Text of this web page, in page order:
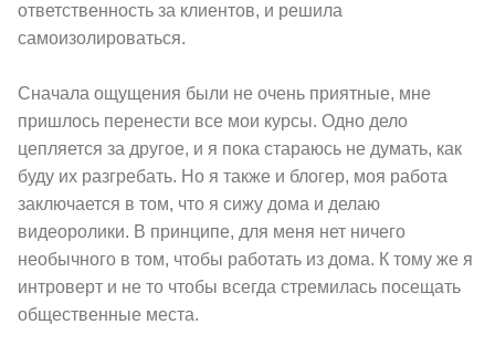
ответственность за клиентов, и решила
самоизолироваться.
Сначала ощущения были не очень приятные, мне
пришлось перенести все мои курсы. Одно дело
цепляется за другое, и я пока стараюсь не думать, как
буду их разгребать. Но я также и блогер, моя работа
заключается в том, что я сижу дома и делаю
видеоролики. В принципе, для меня нет ничего
необычного в том, чтобы работать из дома. К тому же я
интроверт и не то чтобы всегда стремилась посещать
общественные места.